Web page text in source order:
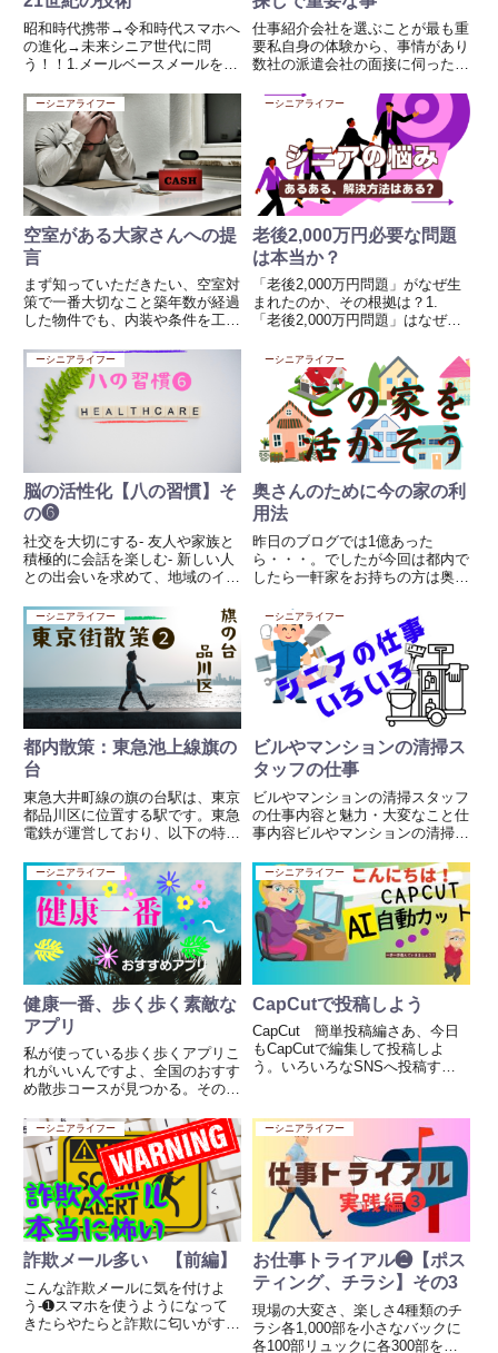
昭和時代携帯→令和時代スマホへ
の進化→未来シニア世代に問
う！！1.メールベースメールを基
ンを取るプラットフォームでし
た。これからもメールは重要なコ
ミュニケーションツールとして残
るでしょう。2.テキストと写真テ
キ...
仕事紹介会社を選ぶことが最も重
要私自身の体験から、事情があり
数社の派遣会社の面接に伺ったん
ら、昭和世代では転職のための面
接などしていませんので驚きでし
た。まったく会社により受ける印
象が違っていました。とくに昭和
世...
ーシニアライフー
空室がある大家さんへの提
言
まず知っていただきたい、空室対
策で一番大切なこと築年数が経過
した物件でも、内装や条件を工夫
方にとっても十分に「選ばれるお
部屋」になります。しかし、その
前に、多くの大家さんが見落とし
ている最も重要なポイントがあ
り...
ーシニアライフー
老後2,000万円必要な問題
は本当か？
「老後2,000万円問題」がなぜ生
まれたのか、その根拠は？1.
「老後2,000万円問題」はなぜ生
年に金融庁の金融審議会が公表し
た報告書が発端です。報告書では
次のように試算されました。 夫
65歳・妻60歳の夫...
ーシニアライフー
脳の活性化【八の習慣】そ
の❻
社交を大切にする- 友人や家族と
積極的に会話を楽しむ- 新しい人
との出会いを求めて、地域のイベ
デオ通話などで、距離が離れた友
人とも繋がる1. 友人や家族との
交流を深める 定期的な予定を作
る：毎月一度、食事やコ...
ーシニアライフー
奥さんのために今の家の利
用法
昨日のブログでは1億あった
ら・・・。でしたが今回は都内で
したら一軒家をお持ちの方は奥様
を想定しています）最大限の利用
法を考えておくこと。今、流行り
の株やらFXには。。（まんまと
政府の広告に乗せられない事）株
なん...
ーシニアライフー
都内散策：東急池上線旗の
台
東急大井町線の旗の台駅は、東京
都品川区に位置する駅です。東急
電鉄が運営しており、以下の特徴
地: 東京都品川区旗の台 路線: 東
急大井町線と東急池上線の交差駅
です。このため、乗り換えが便利
で、両方の路線を利用す...
ーシニアライフー
ビルやマンションの清掃ス
タッフの仕事
ビルやマンションの清掃スタッフ
の仕事内容と魅力・大変なこと仕
事内容ビルやマンションの清掃ス
清潔さを保ち、快適な環境を提供
することです。具体的には以下の
ような業務があります。 共用部
の清掃 エントランスやロビー
の...
ーシニアライフー
健康一番、歩く歩く素敵な
アプリ
私が使っている歩く歩くアプリこ
れがいいんですよ、全国のおすす
め散歩コースが見つかる。その名
ちろん、近隣でのおすすめ散歩コ
ースも教えてくれる、優れもの。
地図を開けば、写メ付きで選べる
散歩コース旅行に行っ...
ーシニアライフー
CapCutで投稿しよう
CapCut 簡単投稿編さあ、今日
もCapCutで編集して投稿しよ
う。いろいろなSNSへ投稿する
番簡単なんです。個のアプリだけ
でも使いこなせないほど手法があ
って、それが毎日と思うほど...
ーシニアライフー
詐欺メール多い 【前編】
こんな詐欺メールに気を付けよ
う-➊スマホを使うようになって
きたらやたらと詐欺に匂いがする
ーシニアライフー
お仕事トライアル❷【ポス
ティング、チラシ】その3
現場の大変さ、楽しさ4種類のチ
ラシ各1,000部を小さなバックに
各100部リュックに各300部を仕